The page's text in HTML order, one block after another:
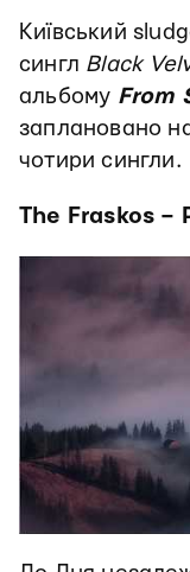
Київський
сингл Black
альбому From
заплановано
чотири сингли.
The Fraskos –